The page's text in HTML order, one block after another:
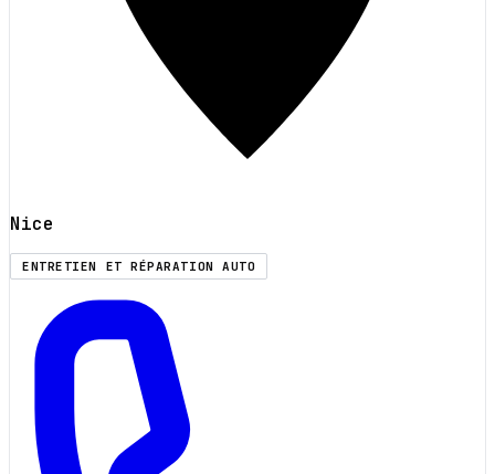
Nice
ENTRETIEN ET RÉPARATION AUTO